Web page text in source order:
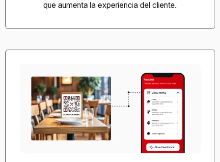
que aumenta la experiencia del cliente.